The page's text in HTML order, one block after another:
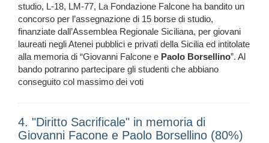
studio, L-18, LM-77, La Fondazione Falcone ha bandito un
concorso per l’assegnazione di 15 borse di studio,
finanziate dall’Assemblea Regionale Siciliana, per giovani
laureati negli Atenei pubblici e privati della Sicilia ed intitolate
alla memoria di “Giovanni Falcone e Paolo Borsellino”. Al
bando potranno partecipare gli studenti che abbiano
conseguito col massimo dei voti
4. "Diritto Sacrificale" in memoria di
Giovanni Facone e Paolo Borsellino (80%)